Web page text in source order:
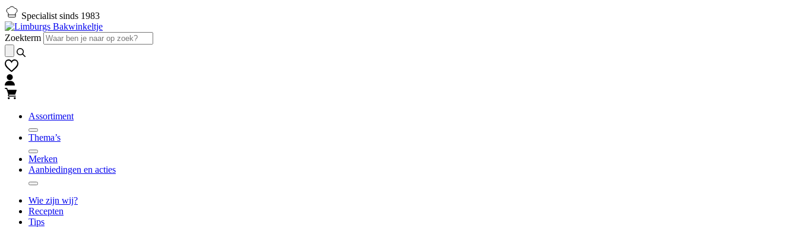
Naar
hoofd-
inhoud
gaan
Naar
footer
gaan
Specialist sinds 1983
Zoekterm
Assortiment
Thema’s
Merken
Aanbiedingen en acties
Wie zijn wij?
Recepten
Tips